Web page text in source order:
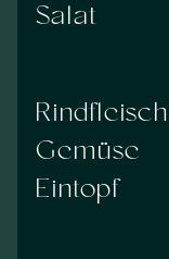
Salat
Rindfleisch
Gemüse
Eintopf